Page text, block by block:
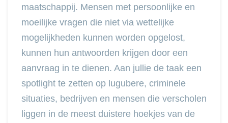
maatschappij. Mensen met persoonlijke en
moeilijke vragen die niet via wettelijke
mogelijkheden kunnen worden opgelost,
kunnen hun antwoorden krijgen door een
aanvraag in te dienen. Aan jullie de taak een
spotlight te zetten op lugubere, criminele
situaties, bedrijven en mensen die verscholen
liggen in de meest duistere hoekjes van de